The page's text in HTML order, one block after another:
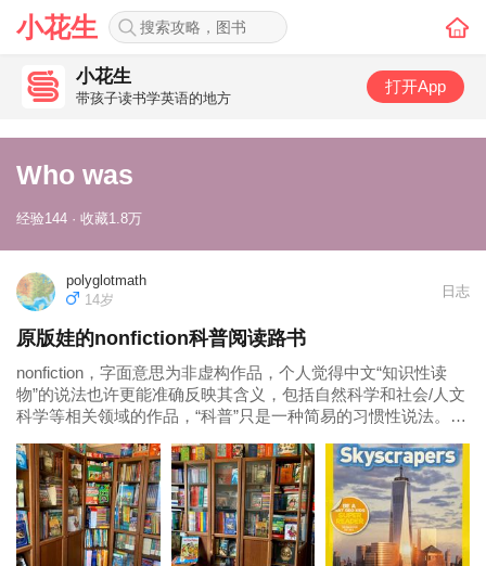
小花生
小花生
带孩子读书学英语的地方
打开App
Who was
经验144 · 收藏1.8万
polyglotmath
14岁
日志
原版娃的nonfiction科普阅读路书
nonfiction，字面意思为非虚构作品，个人觉得中文“知识性读
物”的说法也许更能准确反映其含义，包括自然科学和社会/人文
科学等相关领域的作品，“科普”只是一种简易的习惯性说法。